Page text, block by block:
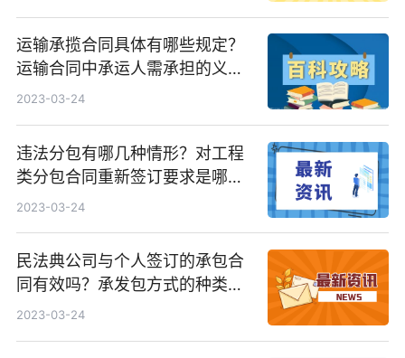
运输承揽合同具体有哪些规定？
运输合同中承运人需承担的义务
有哪些？
2023-03-24
违法分包有哪几种情形？对工程
类分包合同重新签订要求是哪
些？
2023-03-24
民法典公司与个人签订的承包合
同有效吗？承发包方式的种类有
哪些？
2023-03-24